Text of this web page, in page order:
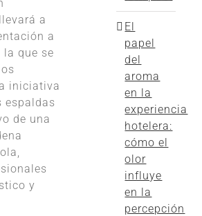
a
a
la que se
iniciativa
espaldas
de una
y
El
papel
del
aroma
en la
experiencia
hotelera:
cómo el
olor
influye
en la
percepción